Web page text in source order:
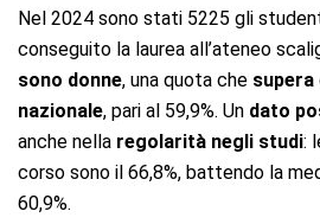
Nel 2024 sono stati 5225 gli
conseguito la laurea all’ateneo
sono donne, una quota che supera
nazionale, pari al 59,9%. Un dato
anche nella regolarità negli studi:
corso sono il 66,8%, battendo la
60,9%.